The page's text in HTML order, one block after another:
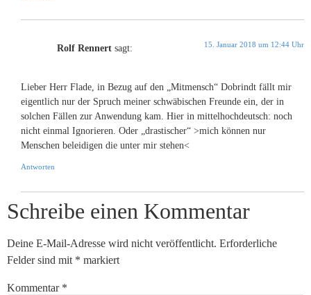
Rolf Rennert sagt: 15. Januar 2018 um 12:44 Uhr
Lieber Herr Flade, in Bezug auf den „Mitmensch“ Dobrindt fällt mir
eigentlich nur der Spruch meiner schwäbischen Freunde ein, der in
solchen Fällen zur Anwendung kam. Hier in mittelhochdeutsch: noch
nicht einmal Ignorieren. Oder „drastischer“ >mich können nur
Menschen beleidigen die unter mir stehen<
Antworten
Schreibe einen Kommentar
Deine E-Mail-Adresse wird nicht veröffentlicht. Erforderliche
Felder sind mit * markiert
Kommentar *